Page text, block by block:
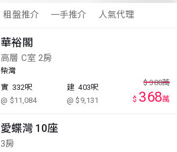
租盤推介 一手推介 人氣代理
華裕閣
高層 C室 2房
柴灣
實 332呎
@ $11,084
建 403呎
@ $9,131
$ 388萬
$ 368萬
愛蝶灣 10座
3房